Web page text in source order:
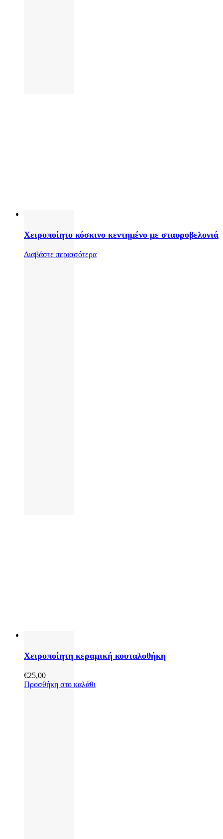
Χειροποίητο κόσκινο κεντημένο με σταυροβελονιά
Διαβάστε περισσότερα
Χειροποίητη κεραμική κουταλοθήκη
€25,00
Προσθήκη στο καλάθι